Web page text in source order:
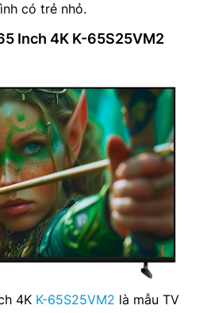
có trẻ nhỏ.
Inch 4K K-65S25VM2
4K K-65S25VM2 là mẫu TV